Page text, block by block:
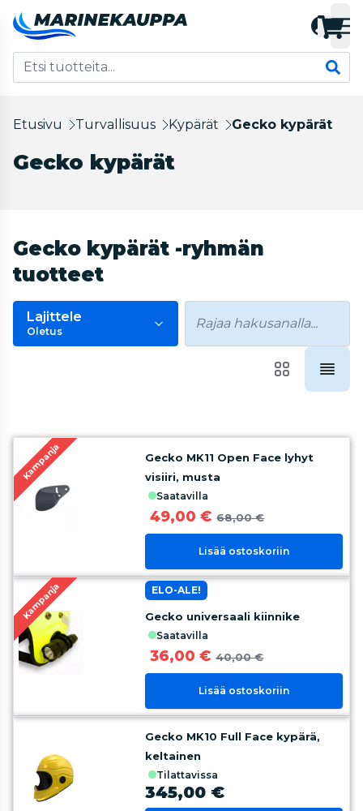
Etusivu Turvallisuus Kypärät Gecko kypärät
Gecko kypärät
Gecko kypärät -ryhmän
tuotteet
Lajittele
Oletus
Kampanja
Gecko MK11 Open Face lyhyt
visiiri, musta
saatavilla
49,00 € 68,00 €
Lisää ostoskoriin
Kampanja ELO-ALE!
Gecko universaali kiinnike
saatavilla
36,00 € 40,00 €
Lisää ostoskoriin
Gecko MK10 Full Face kypärä,
keltainen
tilattavissa
345,00 €